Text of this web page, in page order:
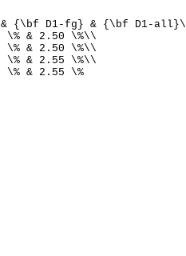
{\bf D1-fg} & {\bf D1-
& 2.50 \%\\
& 2.50 \%\\
\% & 2.55 \%\\
\% & 2.55 \%